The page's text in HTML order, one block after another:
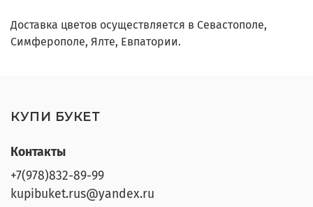
Доставка цветов осуществляется в Севастополе,
Симферополе, Ялте, Евпатории.
КУПИ БУКЕТ
Контакты
+7(978)832-89-99
kupibuket.rus@yandex.ru